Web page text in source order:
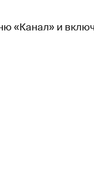
«Канал» и